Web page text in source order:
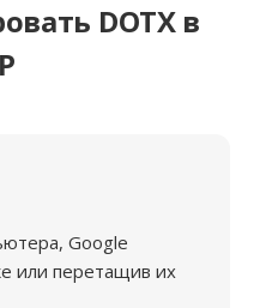
DOTX в
Google
или перетащив их